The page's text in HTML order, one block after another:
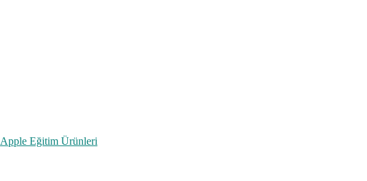
Apple Eğitim Ürünleri